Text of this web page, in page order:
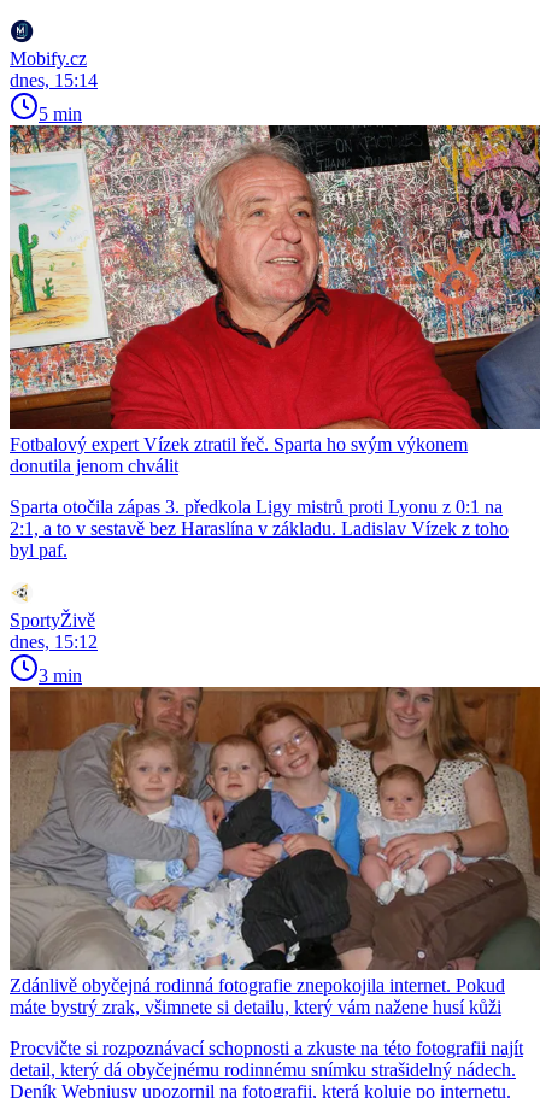
Mobify.cz
dnes, 15:14
5 min
Fotbalový expert Vízek ztratil řeč. Sparta ho svým výkonem
donutila jenom chválit
Sparta otočila zápas 3. předkola Ligy mistrů proti Lyonu z 0:1 na
2:1, a to v sestavě bez Haraslína v základu. Ladislav Vízek z toho
byl paf.
SportyŽivě
dnes, 15:12
3 min
Zdánlivě obyčejná rodinná fotografie znepokojila internet. Pokud
máte bystrý zrak, všimnete si detailu, který vám nažene husí kůži
Procvičte si rozpoznávací schopnosti a zkuste na této fotografii najít
detail, který dá obyčejnému rodinnému snímku strašidelný nádech.
Deník Webniusy upozornil na fotografii, která koluje po internetu.